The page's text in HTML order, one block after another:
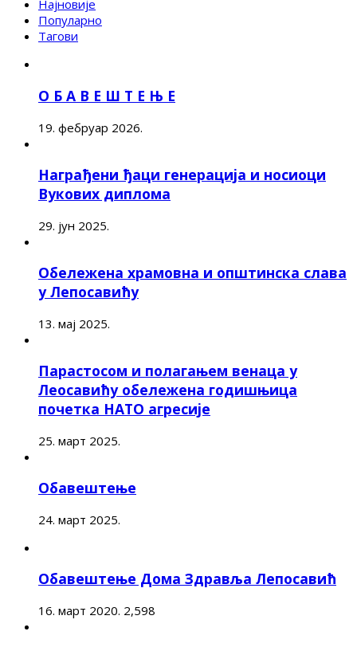
Најновије
Популарно
Тагови
О Б А В Е Ш Т Е Њ Е
19. фебруар 2026.
Награђени ђаци генерација и носиоци
Вукових диплома
29. јун 2025.
Обележена храмовна и општинска слава
у Лепосавићу
13. мај 2025.
Парастосом и полагањем венаца у
Леосавићу обележена годишњица
почетка НАТО агресије
25. март 2025.
Обавештење
24. март 2025.
Обавештење Дома Здравља Лепосавић
16. март 2020. 2,598